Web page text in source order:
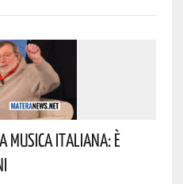
Musica Italiana: È